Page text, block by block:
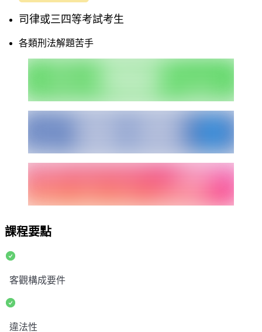
司律或三四等考試考生
各類刑法解題苦手
課程要點
客觀構成要件
違法性